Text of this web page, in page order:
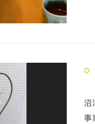
沼
事